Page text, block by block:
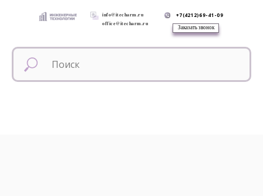
info@itecharm.ru
office@itecharm.ru
+7(4212)69-41-09
Заказать звонок